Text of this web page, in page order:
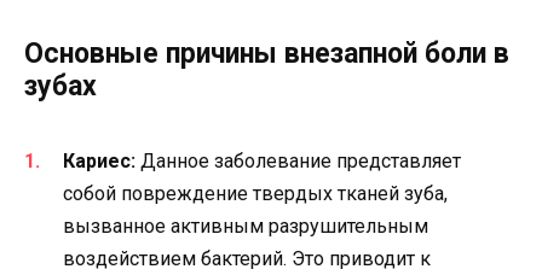
Основные причины внезапной боли в
зубах
Кариес: Данное заболевание представляет
собой повреждение твердых тканей зуба,
вызванное активным разрушительным
воздействием бактерий. Это приводит к